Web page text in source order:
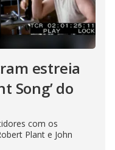
estreia
Song’ do
com os
Plant e John